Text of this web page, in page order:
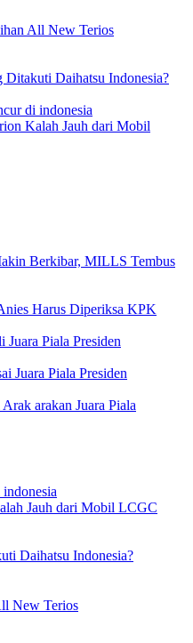
All New Terios
Daihatsu Indonesia?
Kalah Jauh dari Mobil
Berkibar, MILLS Tembus
Harus Diperiksa KPK
Juara Piala Presiden
Juara Piala Presiden
arakan Juara Piala
Jauh dari Mobil LCGC
Daihatsu Indonesia?
New Terios